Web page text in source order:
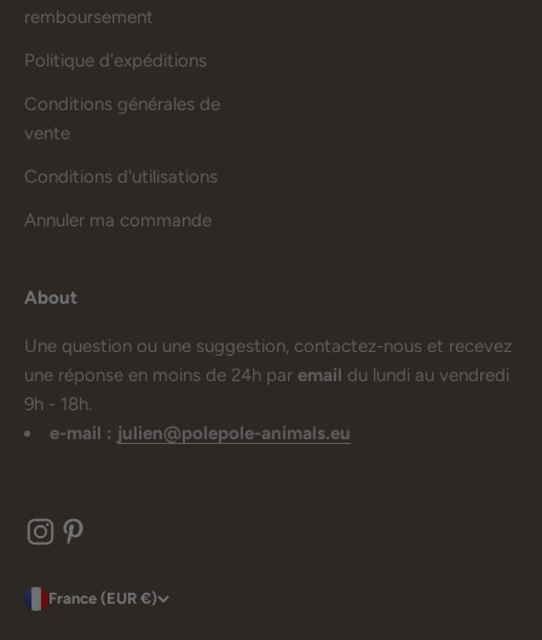
remboursement
Politique d'expéditions
Conditions générales de
vente
Conditions d'utilisations
Annuler ma commande
About
Une question ou une suggestion, contactez-nous et recevez
une réponse en moins de 24h par email du lundi au vendredi
9h - 18h.
e-mail : julien@polepole-animals.eu
France (EUR €)